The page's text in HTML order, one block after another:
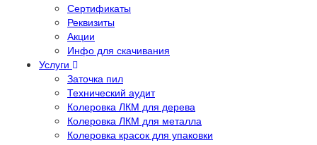
Сертификаты
Реквизиты
Акции
Инфо для скачивания
Услуги
Заточка пил
Технический аудит
Колеровка ЛКМ для дерева
Колеровка ЛКМ для металла
Колеровка красок для упаковки